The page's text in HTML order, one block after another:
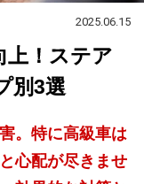
2025.06.15
上！ステア
別3選
。特に高級車は
心配が尽きませ